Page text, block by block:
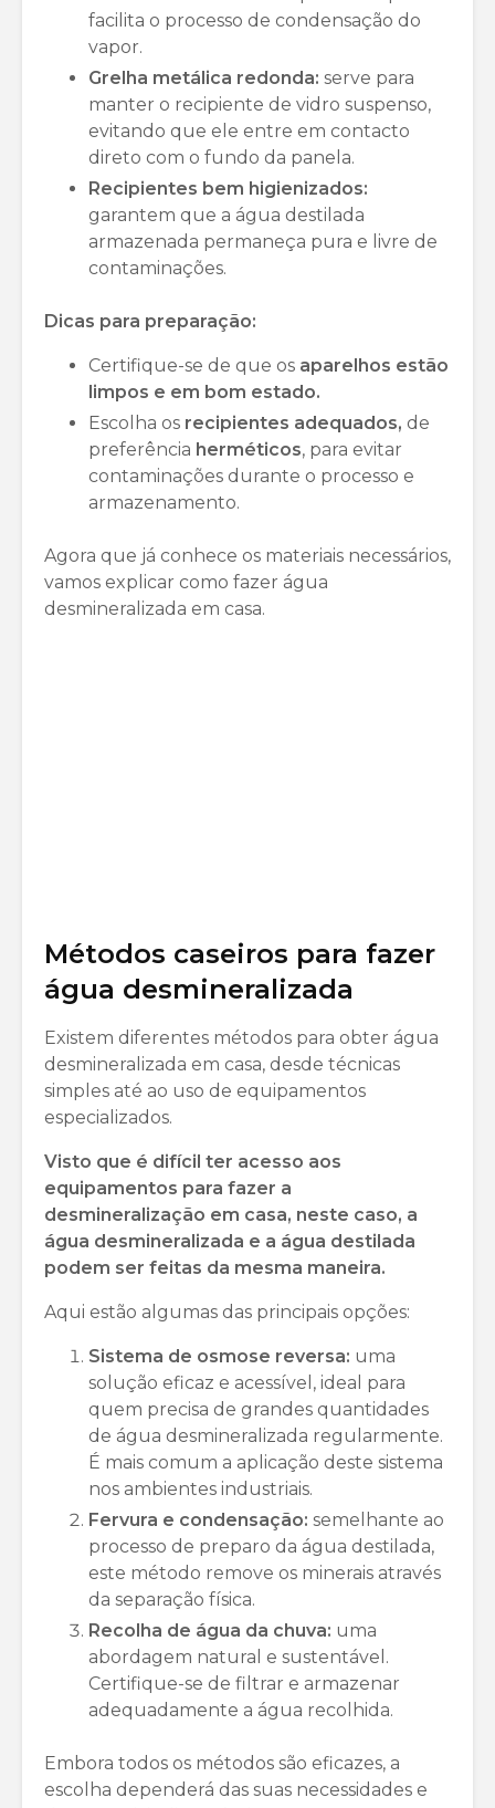
facilita o processo de condensação do
vapor.
Grelha metálica redonda: serve para
manter o recipiente de vidro suspenso,
evitando que ele entre em contacto
direto com o fundo da panela.
Recipientes bem higienizados:
garantem que a água destilada
armazenada permaneça pura e livre de
contaminações.
Dicas para preparação:
Certifique-se de que os aparelhos estão
limpos e em bom estado.
Escolha os recipientes adequados, de
preferência herméticos, para evitar
contaminações durante o processo e
armazenamento.
Agora que já conhece os materiais necessários,
vamos explicar como fazer água
desmineralizada em casa.
Métodos caseiros para fazer
água desmineralizada
Existem diferentes métodos para obter água
desmineralizada em casa, desde técnicas
simples até ao uso de equipamentos
especializados.
Visto que é difícil ter acesso aos
equipamentos para fazer a
desmineralização em casa, neste caso, a
água desmineralizada e a água destilada
podem ser feitas da mesma maneira.
Aqui estão algumas das principais opções:
Sistema de osmose reversa: uma
solução eficaz e acessível, ideal para
quem precisa de grandes quantidades
de água desmineralizada regularmente.
É mais comum a aplicação deste sistema
nos ambientes industriais.
Fervura e condensação: semelhante ao
processo de preparo da água destilada,
este método remove os minerais através
da separação física.
Recolha de água da chuva: uma
abordagem natural e sustentável.
Certifique-se de filtrar e armazenar
adequadamente a água recolhida.
Embora todos os métodos são eficazes, a
escolha dependerá das suas necessidades e